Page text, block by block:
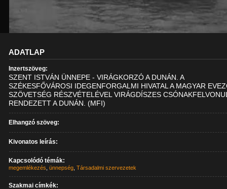
ADATLAP
Inzertszöveg:
SZENT ISTVÁN ÜNNEPE - VIRÁGKORZÓ A DUNÁN. A
SZÉKESFŐVÁROSI IDEGENFORGALMI HIVATAL A MAGYAR
SZÖVETSÉG RÉSZVÉTELÉVEL VIRÁGDÍSZES
RENDEZETT A DUNÁN. (MFI)
Elhangzó szöveg:
Kivonatos leírás:
Kapcsolódó témák:
megemlékezés ,ünnepség ,Társadalmi szervezetek
Szakmai címkék: